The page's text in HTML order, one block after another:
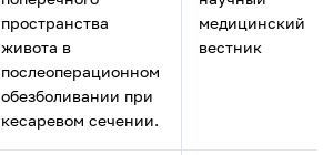
пространства
живота в
послеоперационном
обезболивании при
кесаревом сечении.
медицинский
вестник